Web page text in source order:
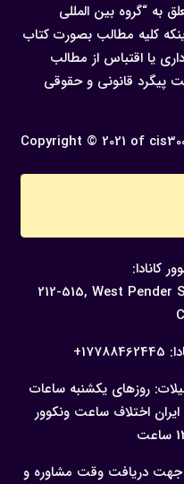
به “گروه بین المللی
کلیه مطالب بصورت کتاب
یا اقتباس از مطالب
پیگرد قانونی و حقوقی
Copyright © 2021 of
212-515, West Pender
17788462445+
روزهای یکشنبه ساعات
اختلاف ساعت ونکوور
جهت دریافت وقت مشاوره و